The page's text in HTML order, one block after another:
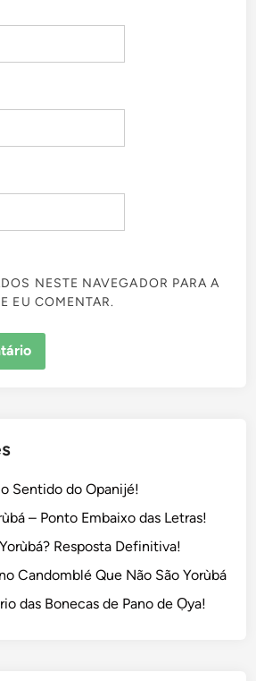
NESTE NAVEGADOR PARA A
EU COMENTAR.
Sentido do Opanijé!
– Ponto Embaixo das Letras!
Resposta Definitiva!
Candomblé Que Não São Yorùbá
das Bonecas de Pano de Ọya!